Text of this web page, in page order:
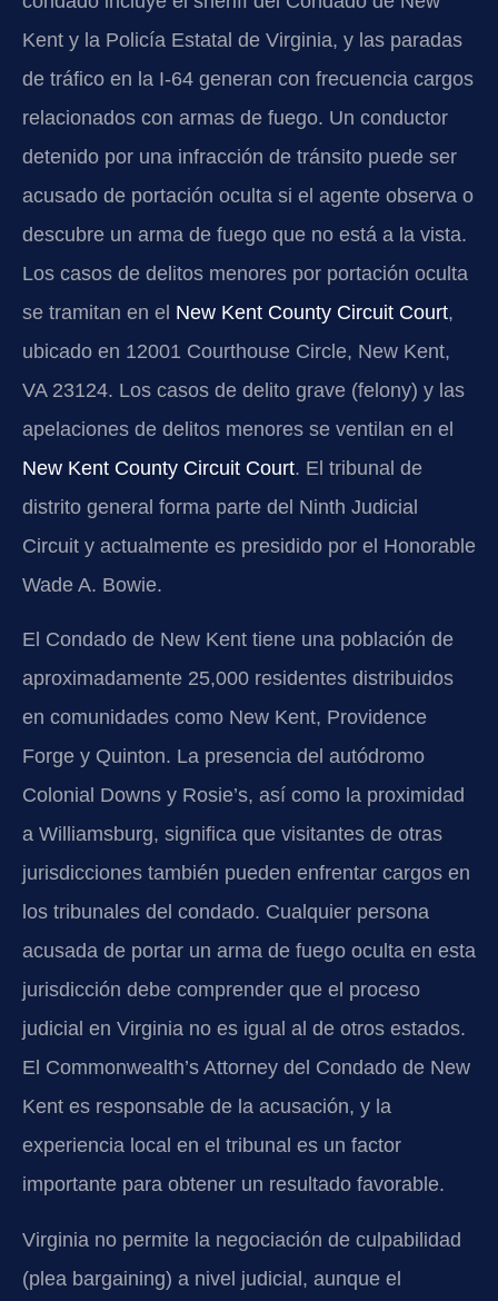
Kent y la Policía Estatal de Virginia, y las paradas
de tráfico en la I-64 generan con frecuencia cargos
relacionados con armas de fuego. Un conductor
detenido por una infracción de tránsito puede ser
acusado de portación oculta si el agente observa o
descubre un arma de fuego que no está a la vista.
Los casos de delitos menores por portación oculta
se tramitan en el New Kent County Circuit Court,
ubicado en 12001 Courthouse Circle, New Kent,
VA 23124. Los casos de delito grave (felony) y las
apelaciones de delitos menores se ventilan en el
New Kent County Circuit Court. El tribunal de
distrito general forma parte del Ninth Judicial
Circuit y actualmente es presidido por el Honorable
Wade A. Bowie.
El Condado de New Kent tiene una población de
aproximadamente 25,000 residentes distribuidos
en comunidades como New Kent, Providence
Forge y Quinton. La presencia del autódromo
Colonial Downs y Rosie’s, así como la proximidad
a Williamsburg, significa que visitantes de otras
jurisdicciones también pueden enfrentar cargos en
los tribunales del condado. Cualquier persona
acusada de portar un arma de fuego oculta en esta
jurisdicción debe comprender que el proceso
judicial en Virginia no es igual al de otros estados.
El Commonwealth’s Attorney del Condado de New
Kent es responsable de la acusación, y la
experiencia local en el tribunal es un factor
importante para obtener un resultado favorable.
Virginia no permite la negociación de culpabilidad
(plea bargaining) a nivel judicial, aunque el